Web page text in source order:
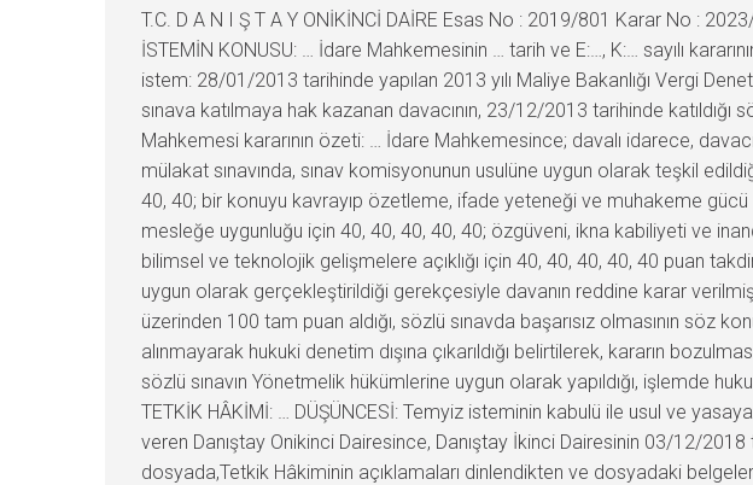
T.C. D A N I Ş T A Y ONİKİNCİ DAİRE Esas No : 2019/801 Karar No :
İSTEMİN KONUSU: … İdare Mahkemesinin … tarih ve E:…, K:… sayılı
istem: 28/01/2013 tarihinde yapılan 2013 yılı Maliye Bakanlığı Vergi
sınava katılmaya hak kazanan davacının, 23/12/2013 tarihinde
Mahkemesi kararının özeti: … İdare Mahkemesince; davalı idarece,
mülakat sınavında, sınav komisyonunun usulüne uygun olarak teşkil
40, 40; bir konuyu kavrayıp özetleme, ifade yeteneği ve muhakeme
mesleğe uygunluğu için 40, 40, 40, 40, 40; özgüveni, ikna kabiliyeti ve
bilimsel ve teknolojik gelişmelere açıklığı için 40, 40, 40, 40, 40 puan
uygun olarak gerçekleştirildiği gerekçesiyle davanın reddine karar
üzerinden 100 tam puan aldığı, sözlü sınavda başarısız olmasının söz
alınmayarak hukuki denetim dışına çıkarıldığı belirtilerek, kararın
sözlü sınavın Yönetmelik hükümlerine uygun olarak yapıldığı, işlemde
TETKİK HÂKİMİ: … DÜŞÜNCESİ: Temyiz isteminin kabulü ile usul ve
veren Danıştay Onikinci Dairesince, Danıştay İkinci Dairesinin 03/12/
dosyada,Tetkik Hâkiminin açıklamaları dinlendikten ve dosyadaki